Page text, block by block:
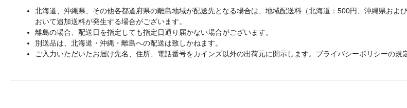
北海道、沖縄県、その他各都道府県の離島地域が配送先となる場合は、地域配送料（北海道：500円、沖縄県お
おいて追加送料が発生する場合がございます。
離島の場合、配送日を指定しても指定日通り届かない場合がございます。
別送品は、北海道・沖縄・離島への配送は致しかねます。
ご入力いただいたお届け先名、住所、電話番号をカインズ以外の出荷元に開示します。プライバシーポリシーの規